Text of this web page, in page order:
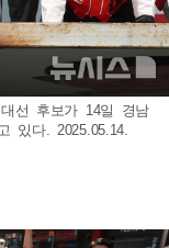
선 후보가 14일 경남
있다. 2025.05.14.